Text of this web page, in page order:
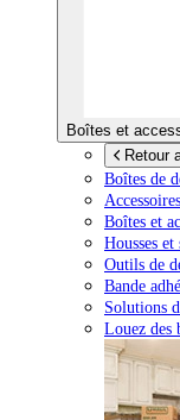
Boîtes et
Retour
Boîtes de
Boîtes et
Housses et
Outils de
Bande
Solutions
Louez des